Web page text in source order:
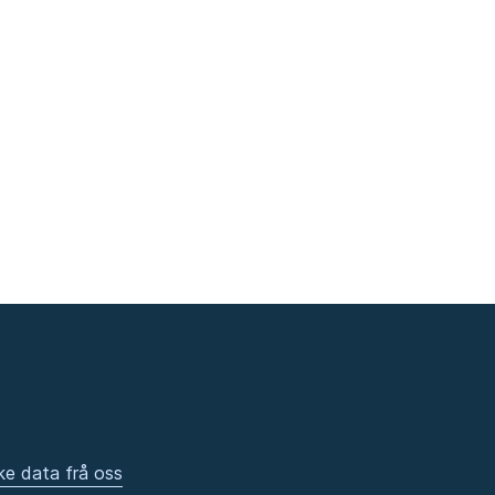
data frå oss